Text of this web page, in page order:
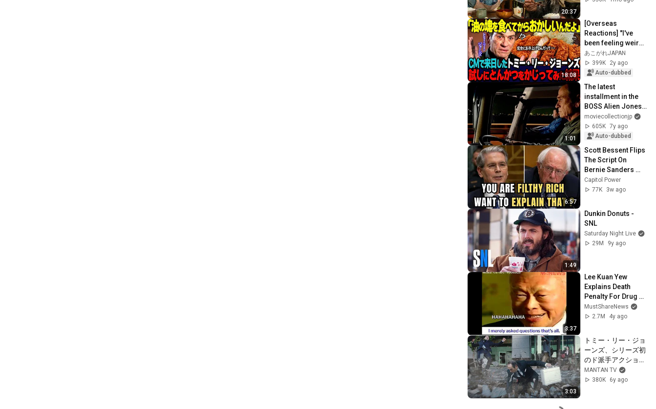
20:37
るとは！
18:08
[Overseas
Reactions] "I've
been feeling weird
ever since I ate that
lump of oil in
Japan." Why wa...
あこがれJAPAN
399K
2y ago
Auto-dubbed
1:01
The latest
installment in the
BOSS Alien Jones
series, depicting
the melancholy of a
truck driver...
moviecollectionjp
605K 7y ago
Auto-dubbed
6:57
Scott Bessent Flips
The Script On
Bernie Sanders
With One Biden
Question
Capitol Power
77K
3w ago
1:49
Dunkin Donuts -
SNL
Saturday Night Live
29M
9y ago
3:37
Lee Kuan Yew
Explains Death
Penalty For Drug
Traffickers In
Singapore
MustShareNews
2.7M
4y ago
3:03
トミー・リー・ジョ
ーンズ、シリーズ初
のド派手アクショ
ン！　同僚・滝藤賢
一も驚き　「アイア
MANTAN TV
380K
6y ago